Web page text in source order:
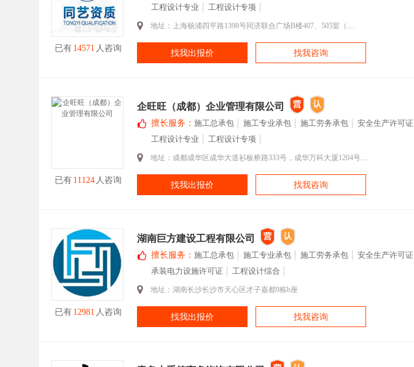
已有 14571 人咨询
工程设计专业
工程设计专项
地址：上海杨浦四平路1398号同济联合广场B楼407、505室（....
找我出报价 找我咨询
已有 11124 人咨询
企旺旺（成都）企业管理有限公司
擅长服务： 施工总承包 施工专业承包 施工劳务承包
安全生产许可证
工程设计专业
工程设计专项
地址：成都成华区成华大道衫板桥路333号，成华万科大厦1204号....
找我出报价 找我咨询
已有 12981 人咨询
湖南巨方建设工程有限公司
擅长服务： 施工总承包 施工专业承包 施工劳务承包
安全生产许可证
承装电力设施许可证
工程设计综合
地址：湖南长沙长沙市天心区才子嘉都9栋b座
找我出报价 找我咨询